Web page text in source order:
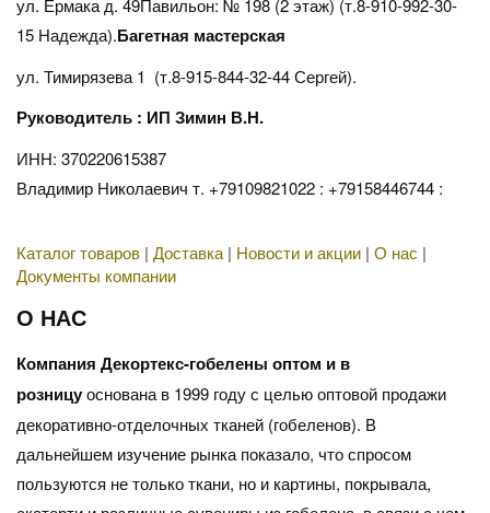
ул. Ермака д. 49Павильон: № 198 (2 этаж) (т.8-910-992-30-
15 Надежда).Багетная мастерская
ул. Тимирязева 1 (т.8-915-844-32-44 Сергей).
Руководитель : ИП Зимин В.Н.
ИНН: 370220615387
Владимир Николаевич т. +79109821022 : +79158446744 :
Каталог товаров | Доставка | Новости и акции | О нас |
Документы компании
О НАС
Компания Декортекс-гобелены оптом и в
розницуоснована в 1999 году с целью оптовой продажи
декоративно-отделочных тканей (гобеленов). В
дальнейшем изучение рынка показало, что спросом
пользуются не только ткани, но и картины, покрывала,